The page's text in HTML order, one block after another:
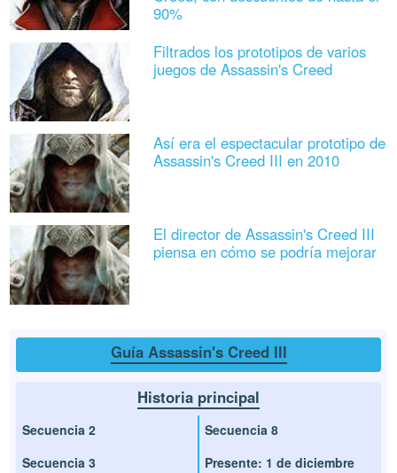
90%
Filtrados los prototipos de varios
juegos de Assassin's Creed
Así era el espectacular prototipo de
Assassin's Creed III en 2010
El director de Assassin's Creed III
piensa en cómo se podría mejorar
Guía Assassin's Creed III
Historia principal
Secuencia 2
Secuencia 3
Secuencia 8
Presente: 1 de diciembre